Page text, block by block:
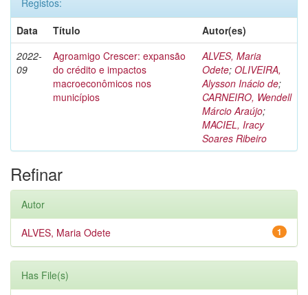
Registos:
Data
Título
Autor(es)
2022-
09
Agroamigo Crescer: expansão
do crédito e impactos
macroeconômicos nos
municípios
ALVES, Maria
Odete; OLIVEIRA,
Alysson Inácio de;
CARNEIRO, Wendell
Márcio Araújo;
MACIEL, Iracy
Soares Ribeiro
Refinar
Autor
1
ALVES, Maria Odete
Has File(s)